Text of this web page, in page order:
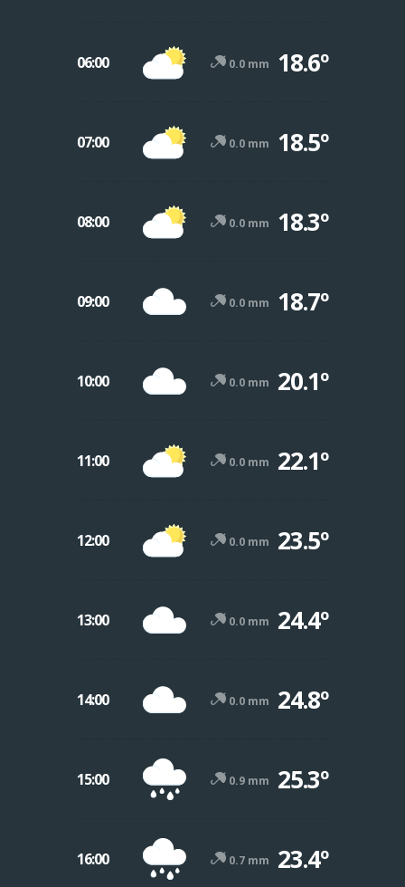
06:00 0.0 mm 18.6º
07:00 0.0 mm 18.5º
08:00 0.0 mm 18.3º
09:00 0.0 mm 18.7º
10:00 0.0 mm 20.1º
11:00 0.0 mm 22.1º
12:00 0.0 mm 23.5º
13:00 0.0 mm 24.4º
14:00 0.0 mm 24.8º
15:00 0.9 mm 25.3º
16:00 0.7 mm 23.4º